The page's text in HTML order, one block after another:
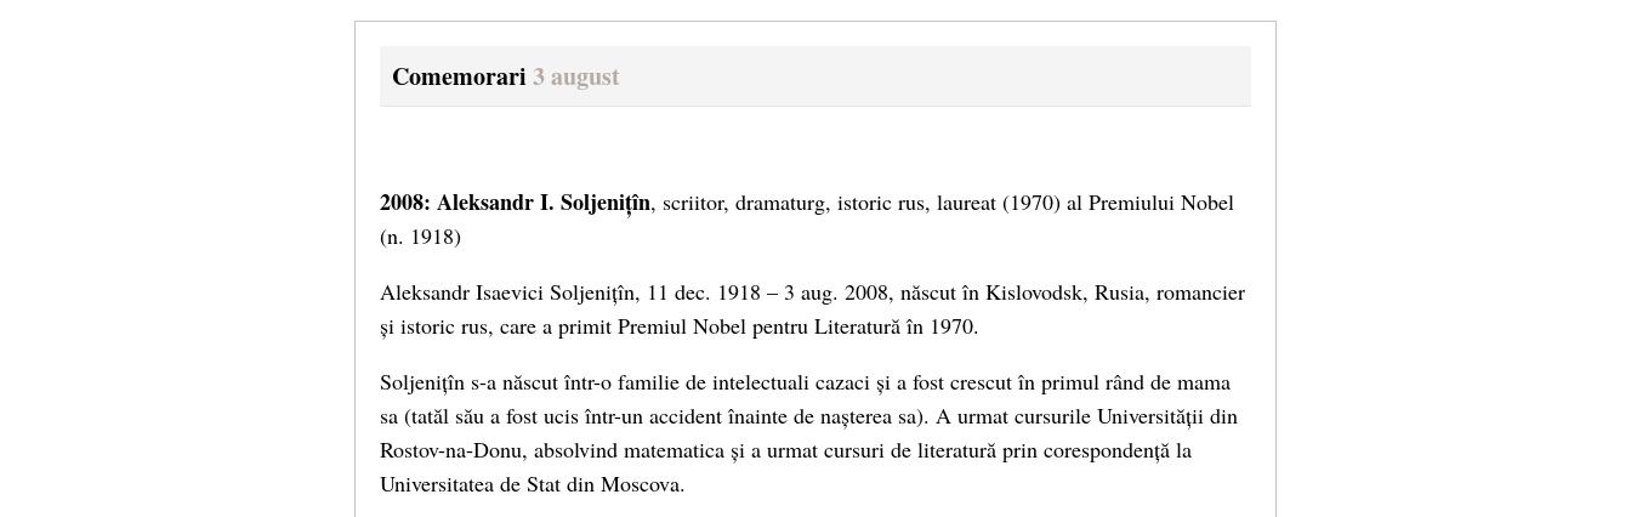
Comemorari 3 august
2008: Aleksandr I. Soljenițîn, scriitor, dramaturg, istoric rus, laureat (1970) al Premiului Nobel
(n. 1918)
Aleksandr Isaevici Soljenițîn, 11 dec. 1918 – 3 aug. 2008, născut în Kislovodsk, Rusia, romancier
și istoric rus, care a primit Premiul Nobel pentru Literatură în 1970.
Soljenițîn s-a născut într-o familie de intelectuali cazaci și a fost crescut în primul rând de mama
sa (tatăl său a fost ucis într-un accident înainte de nașterea sa). A urmat cursurile Universității din
Rostov-na-Donu, absolvind matematica și a urmat cursuri de literatură prin corespondență la
Universitatea de Stat din Moscova.